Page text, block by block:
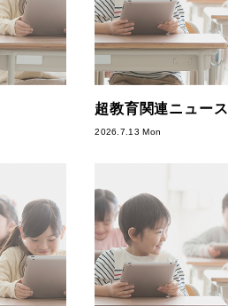
超教育関連ニュース
2026.7.13 Mon